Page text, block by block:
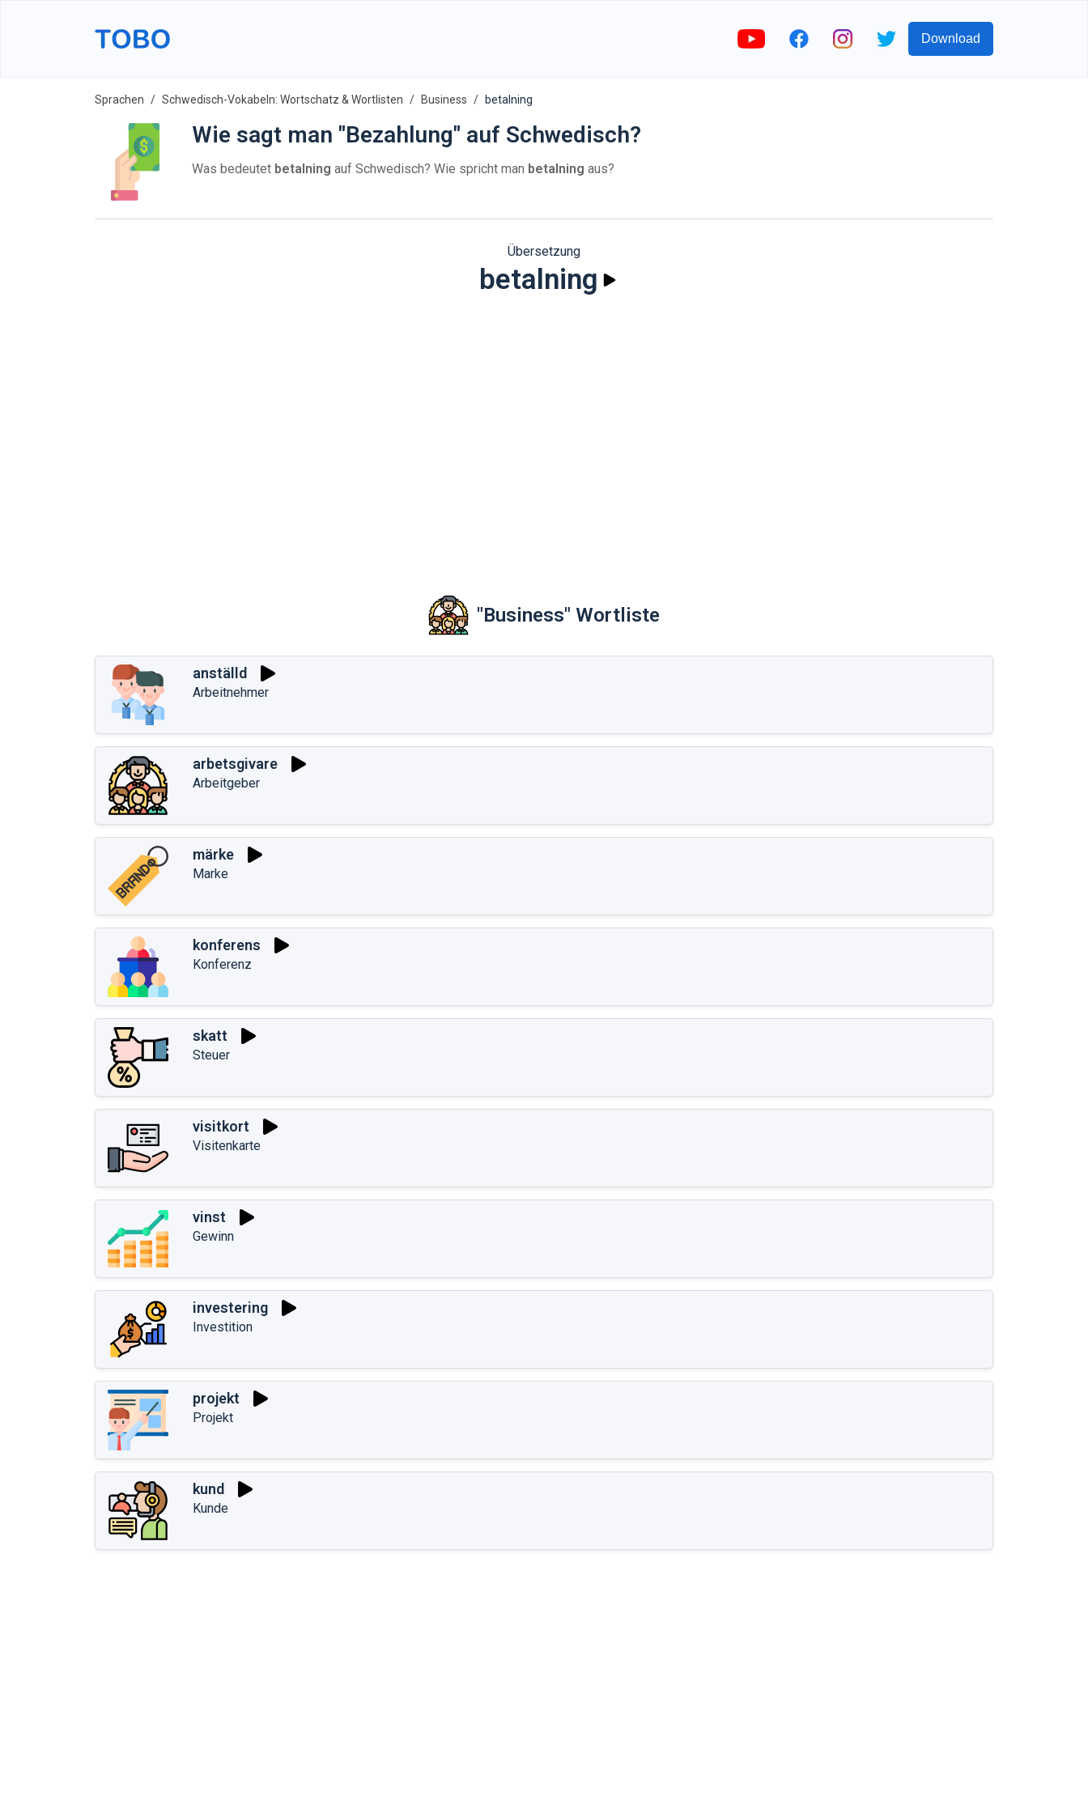
Download
Sprachen Schwedisch-Vokabeln: Wortschatz & Wortlisten Business betalning
Wie sagt man "Bezahlung" auf Schwedisch?
Was bedeutet betalning auf Schwedisch? Wie spricht man betalning aus?
Übersetzung
betalning
"Business" Wortliste
anställd
Arbeitnehmer
arbetsgivare
Arbeitgeber
märke
Marke
konferens
Konferenz
skatt
Steuer
visitkort
Visitenkarte
vinst
Gewinn
investering
Investition
projekt
Projekt
kund
Kunde